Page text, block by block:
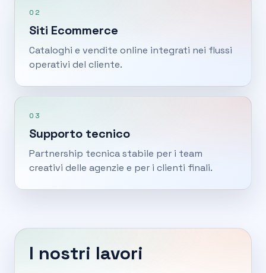
02
Siti Ecommerce
Cataloghi e vendite online integrati nei flussi
operativi del cliente.
03
Supporto tecnico
Partnership tecnica stabile per i team
creativi delle agenzie e per i clienti finali.
I nostri lavori